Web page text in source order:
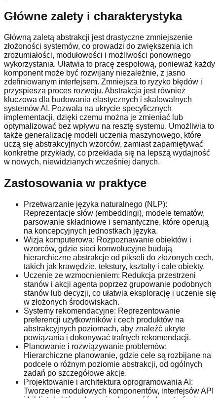
Główne zalety i charakterystyka
Główną zaletą abstrakcji jest drastyczne zmniejszenie
złożoności systemów, co prowadzi do zwiększenia ich
zrozumiałości, modułowości i możliwości ponownego
wykorzystania. Ułatwia to pracę zespołową, ponieważ każdy
komponent może być rozwijany niezależnie, z jasno
zdefiniowanym interfejsem. Zmniejsza to ryzyko błędów i
przyspiesza proces rozwoju. Abstrakcja jest również
kluczowa dla budowania elastycznych i skalowalnych
systemów AI. Pozwala na ukrycie specyficznych
implementacji, dzięki czemu można je zmieniać lub
optymalizować bez wpływu na resztę systemu. Umożliwia to
także generalizację modeli uczenia maszynowego, które
uczą się abstrakcyjnych wzorców, zamiast zapamiętywać
konkretne przykłady, co przekłada się na lepszą wydajność
w nowych, niewidzianych wcześniej danych.
Zastosowania w praktyce
Przetwarzanie języka naturalnego (NLP):
Reprezentacje słów (embeddingi), modele tematów,
parsowanie składniowe i semantyczne, które operują
na koncepcyjnych jednostkach języka.
Wizja komputerowa: Rozpoznawanie obiektów i
wzorców, gdzie sieci konwolucyjne budują
hierarchiczne abstrakcje od pikseli do złożonych cech,
takich jak krawędzie, tekstury, kształty i całe obiekty.
Uczenie ze wzmocnieniem: Redukcja przestrzeni
stanów i akcji agenta poprzez grupowanie podobnych
stanów lub decyzji, co ułatwia eksplorację i uczenie się
w złożonych środowiskach.
Systemy rekomendacyjne: Reprezentowanie
preferencji użytkowników i cech produktów na
abstrakcyjnych poziomach, aby znaleźć ukryte
powiązania i dokonywać trafnych rekomendacji.
Planowanie i rozwiązywanie problemów:
Hierarchiczne planowanie, gdzie cele są rozbijane na
podcele o różnym poziomie abstrakcji, od ogólnych
zadań po szczegółowe akcje.
Projektowanie i architektura oprogramowania AI:
Tworzenie modułowych komponentów, interfejsów API